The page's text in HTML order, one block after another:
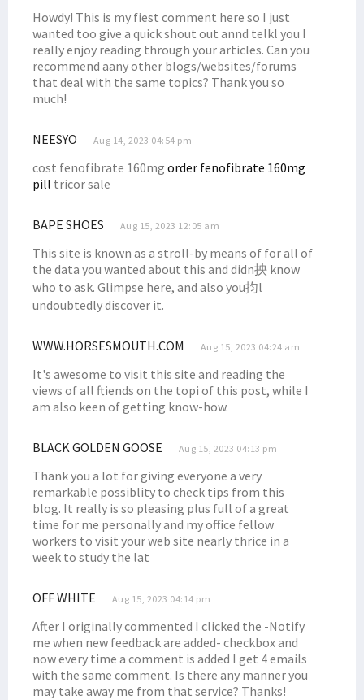
Howdy! This is my fiest comment here so I just
wanted too give a quick shout out annd telkl you I
really enjoy reading through your articles. Can you
recommend aany other blogs/websites/forums
that deal with the same topics? Thank you so
much!
NEESYO Aug 14, 2023 04:54 pm
cost fenofibrate 160mg order fenofibrate 160mg
pill tricor sale
BAPE SHOES Aug 15, 2023 12:05 am
This site is known as a stroll-by means of for all of
the data you wanted about this and didn抰 know
who to ask. Glimpse here, and also you抣l
undoubtedly discover it.
WWW.HORSESMOUTH.COM Aug 15, 2023 04:24 am
It's awesome to visit this site and reading the
views of all ftiends on the topi of this post, while I
am also keen of getting know-how.
BLACK GOLDEN GOOSE Aug 15, 2023 04:13 pm
Thank you a lot for giving everyone a very
remarkable possiblity to check tips from this
blog. It really is so pleasing plus full of a great
time for me personally and my office fellow
workers to visit your web site nearly thrice in a
week to study the lat
OFF WHITE Aug 15, 2023 04:14 pm
After I originally commented I clicked the -Notify
me when new feedback are added- checkbox and
now every time a comment is added I get 4 emails
with the same comment. Is there any manner you
may take away me from that service? Thanks!